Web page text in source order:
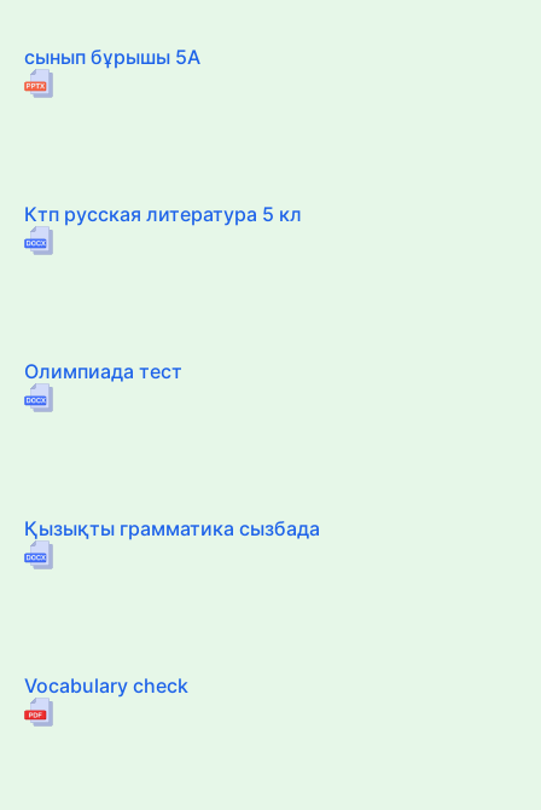
сынып бұрышы 5А
Ктп русская литература 5 кл
Олимпиада тест
Қызықты грамматика сызбада
Vocabulary check